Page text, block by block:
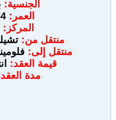
الجنسية:
العمر: 34
المركز:
منتقل من:
منتقل إلى:
قيمة العقد:
مدة